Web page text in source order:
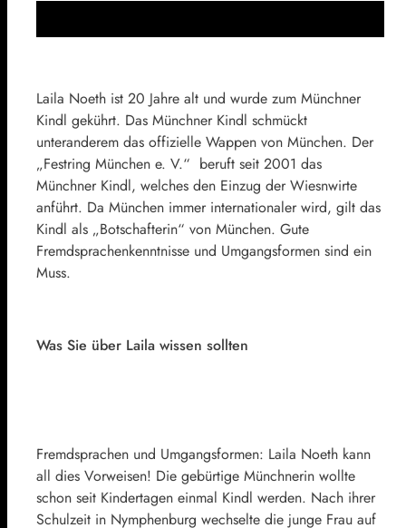
Laila Noeth ist 20 Jahre alt und wurde zum Münchner
Kindl gekührt. Das Münchner Kindl schmückt
unteranderem das offizielle Wappen von München. Der
„Festring München e. V.“ beruft seit 2001 das
Münchner Kindl, welches den Einzug der Wiesnwirte
anführt. Da München immer internationaler wird, gilt das
Kindl als „Botschafterin“ von München. Gute
Fremdsprachenkenntnisse und Umgangsformen sind ein
Muss.
Was Sie über Laila wissen sollten
Fremdsprachen und Umgangsformen: Laila Noeth kann
all dies Vorweisen! Die gebürtige Münchnerin wollte
schon seit Kindertagen einmal Kindl werden. Nach ihrer
Schulzeit in Nymphenburg wechselte die junge Frau auf